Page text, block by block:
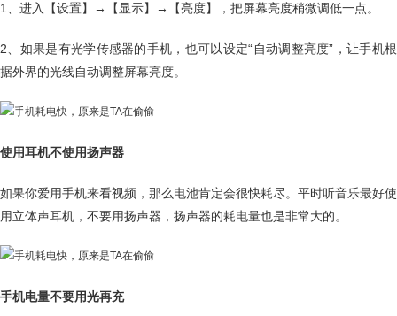
1、进入【设置】→【显示】→【亮度】，把屏幕亮度稍微调低一点。
2、如果是有光学传感器的手机，也可以设定“自动调整亮度”，让手机根
据外界的光线自动调整屏幕亮度。
使用耳机不使用扬声器
如果你爱用手机来看视频，那么电池肯定会很快耗尽。平时听音乐最好使
用立体声耳机，不要用扬声器，扬声器的耗电量也是非常大的。
手机电量不要用光再充